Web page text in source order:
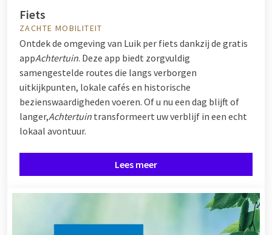
Fiets
ZACHTE MOBILITEIT
Ontdek de omgeving van Luik per fiets dankzij de gratis
appAchtertuin. Deze app biedt zorgvuldig
samengestelde routes die langs verborgen
uitkijkpunten, lokale cafés en historische
bezienswaardigheden voeren. Of u nu een dag blijft of
langer,Achtertuin transformeert uw verblijf in een echt
lokaal avontuur.
Lees meer